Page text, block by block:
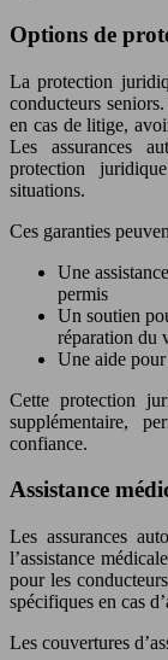
Options de
La protection
conducteurs
en cas de litige,
Les assurances
protection
situations.
Ces garanties
Une
permis
Un soutien
réparation du
Une aide
Cette protection
supplémentaire,
confiance.
Assistance
Les assurances
l’assistance
pour les
spécifiques en cas
Les couvertures